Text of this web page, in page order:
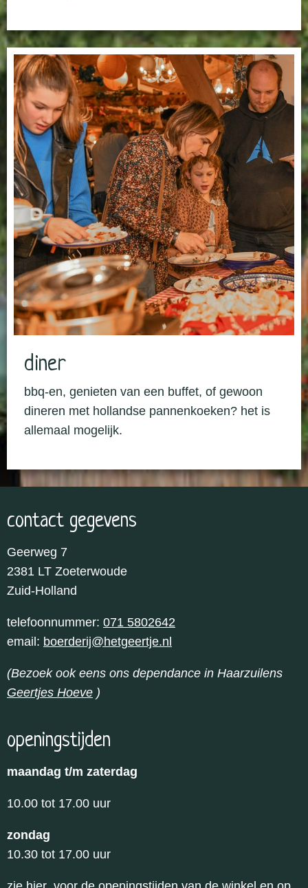
diner
bbq-en, genieten van een buffet, of gewoon
dineren met hollandse pannenkoeken? het is
allemaal mogelijk.
contact gegevens
Geerweg 7
2381 LT Zoeterwoude
Zuid-Holland
telefoonnummer: 071 5802642
email: boerderij@hetgeertje.nl
(Bezoek ook eens ons dependance in Haarzuilens
Geertjes Hoeve )
openingstijden
maandag t/m zaterdag
10.00 tot 17.00 uur
zondag
10.30 tot 17.00 uur